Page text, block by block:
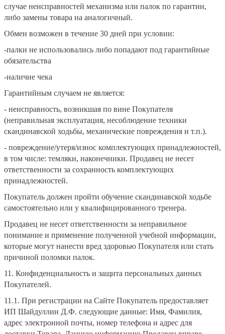
случае неисправностей механизма или палок по гарантии,
либо замены товара на аналогичный.
Обмен возможен в течение 30 дней при условии:
-палки не использовались либо попадают под гарантийные
обязательства
-наличие чека
Гарантийным случаем не является:
- неисправность, возникшая по вине Покупателя
(неправильная эксплуатация, несоблюдение техники
скандинавской ходьбы, механические повреждения и т.п.).
- повреждение/утеря/износ комплектующих принадлежностей,
в том числе: темляки, наконечники. Продавец не несет
ответственности за сохранность комплектующих
принадлежностей.
Покупатель должен пройти обучение скандинавской ходьбе
самостоятельно или у квалифицированного тренера.
Продавец не несет ответственности за неправильное
понимание и применение полученной учебной информации,
которые могут нанести вред здоровью Покупателя или стать
причиной поломки палок.
11. Конфиденциальность и защита персональных данных
Покупателей.
11.1. При регистрации на Сайте Покупатель предоставляет
ИП Шайдуллин Д.Ф. следующие данные: Имя, Фамилия,
адрес электронной почты, номер телефона и адрес для